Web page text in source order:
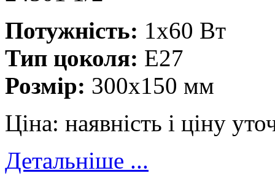
Потужність: 1x60 Вт
Тип цоколя: E27
Розмір: 300x150 мм
Ціна: наявність і ціну
Детальніше ...